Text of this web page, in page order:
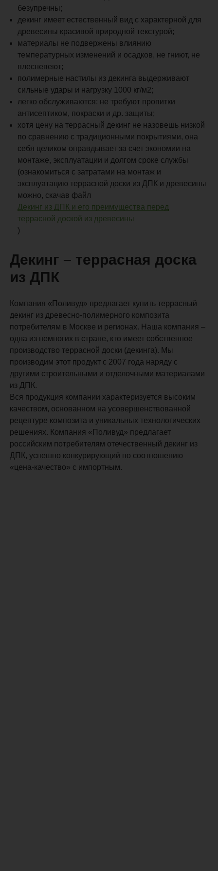
безупречны;
декинг имеет естественный вид с характерной для
древесины красивой природной текстурой;
материалы не подвержены влиянию
температурных изменений и осадков, не гниют, не
плесневеют;
полимерные настилы из декинга выдерживают
сильные удары и нагрузку 1000 кг/м2;
легко обслуживаются: не требуют пропитки
антисептиком, покраски и др. защиты;
хотя цену на террасный декинг не назовешь низкой
по сравнению с традиционными покрытиями, она
себя целиком оправдывает за счет экономии на
монтаже, эксплуатации и долгом сроке службы
(ознакомиться с затратами на монтаж и
эксплуатацию террасной доски из ДПК и древесины
можно, скачав файл
Декинг из ДПК и его преимущества перед
террасной доской из древесины
)
Декинг – террасная доска
из ДПК
Компания «Поливуд» предлагает купить террасный
декинг из древесно-полимерного композита
потребителям в Москве и регионах. Наша компания –
одна из немногих в стране, кто имеет собственное
производство террасной доски (декинга). Мы
производим этот продукт с 2007 года наряду с
другими строительными и отделочными материалами
из ДПК.
Вся продукция компании характеризуется высоким
качеством, основанном на усовершенствованной
рецептуре композита и уникальных технологических
решениях. Компания «Поливуд» предлагает
российским потребителям отечественный декинг из
ДПК, успешно конкурирующий по соотношению
«цена-качество» с импортным.